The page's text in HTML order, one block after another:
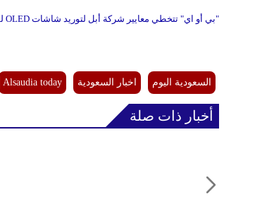
"بي أو اي" تتخطي معايير شركة أبل لتوريد شاشات OLED لسلسلة أيفون 12
السعودية اليوم اخبار السعودية Alsaudia today
أخبار ذات صلة